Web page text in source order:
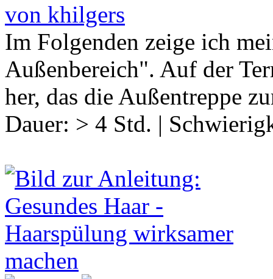
von khilgers
Im Folgenden zeige ich
Außenbereich". Auf der
her, das die Außentreppe
Dauer: > 4 Std. |